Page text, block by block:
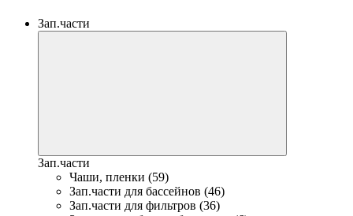
Зап.части
Зап.части
Чаши, пленки (59)
Зап.части для бассейнов (46)
Зап.части для фильтров (36)